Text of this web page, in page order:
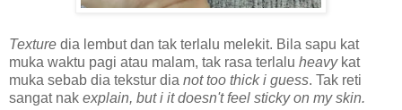
Texture dia lembut dan tak terlalu melekit. Bila sapu kat
muka waktu pagi atau malam, tak rasa terlalu heavykat
muka sebab dia tekstur dia not too thick i guess. Tak reti
sangat nak explain, but i it doesn't feel sticky on my skin.